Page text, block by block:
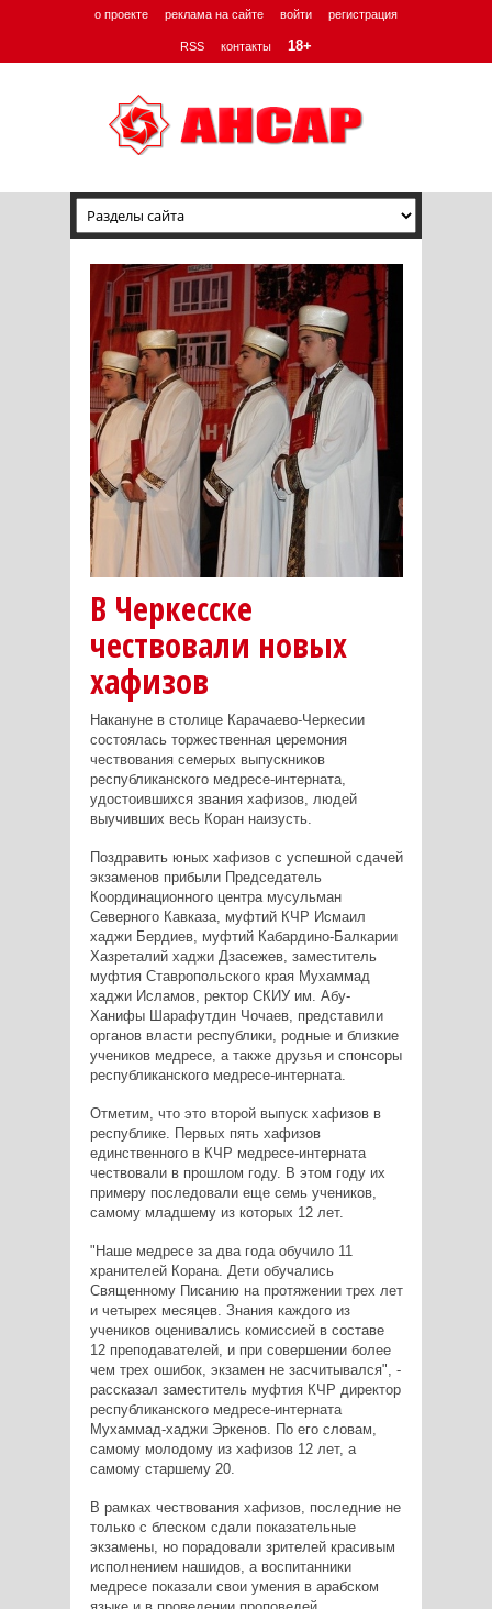
о проекте реклама на сайте войти регистрация
RSS контакты 18+
В Черкесске
чествовали новых
хафизов
Накануне в столице Карачаево-Черкесии
состоялась торжественная церемония
чествования семерых выпускников
республиканского медресе-интерната,
удостоившихся звания хафизов, людей
выучивших весь Коран наизусть.
Поздравить юных хафизов с успешной сдачей
экзаменов прибыли Председатель
Координационного центра мусульман
Северного Кавказа, муфтий КЧР Исмаил
хаджи Бердиев, муфтий Кабардино-Балкарии
Хазреталий хаджи Дзасежев, заместитель
муфтия Ставропольского края Мухаммад
хаджи Исламов, ректор СКИУ им. Абу-
Ханифы Шарафутдин Чочаев, представили
органов власти республики, родные и близкие
учеников медресе, а также друзья и спонсоры
республиканского медресе-интерната.
Отметим, что это второй выпуск хафизов в
республике. Первых пять хафизов
единственного в КЧР медресе-интерната
чествовали в прошлом году. В этом году их
примеру последовали еще семь учеников,
самому младшему из которых 12 лет.
"Наше медресе за два года обучило 11
хранителей Корана. Дети обучались
Священному Писанию на протяжении трех лет
и четырех месяцев. Знания каждого из
учеников оценивались комиссией в составе
12 преподавателей, и при совершении более
чем трех ошибок, экзамен не засчитывался", -
рассказал заместитель муфтия КЧР директор
республиканского медресе-интерната
Мухаммад-хаджи Эркенов. По его словам,
самому молодому из хафизов 12 лет, а
самому старшему 20.
В рамках чествования хафизов, последние не
только с блеском сдали показательные
экзамены, но порадовали зрителей красивым
исполнением нашидов, а воспитанники
медресе показали свои умения в арабском
языке и в проведении проповедей.